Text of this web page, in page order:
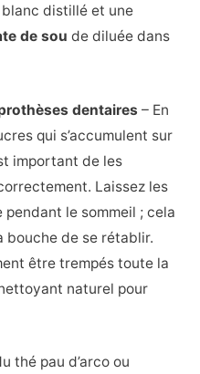
distillé et une
de sou de diluée dans
dentaires – En
qui s’accumulent sur
important de les
Laissez les
le sommeil ; cela
bouche de se rétablir.
être trempés toute la
naturel pour
thé pau d’arco ou